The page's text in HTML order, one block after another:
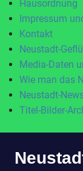
Hausordnung
Impressum
Kontakt
Neustadt-
Media-Daten
Wie man das
Neustadt-
Titel-Bilder-
Inhalt